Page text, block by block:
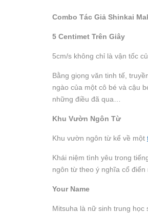
Combo Tác Giả Shinkai
5 Centimet Trên Giây
5cm/s không chỉ là vận tốc
Bằng giọng văn tinh tế,
ngào của một cô bé và cậu
những điều đã qua…
Khu Vườn Ngôn Từ
Khu vườn ngôn từ kể về một
Khái niệm tình yêu trong
ngôn từ theo ý nghĩa cổ
Your Name
Mitsuha là nữ sinh trung